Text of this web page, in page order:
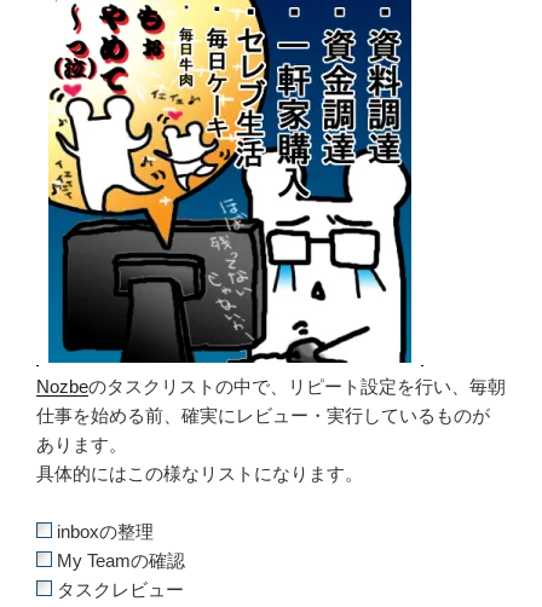
Nozbeのタスクリストの中で、リピート設定を行い、毎朝
仕事を始める前、確実にレビュー・実行しているものが
あります。
具体的にはこの様なリストになります。
inboxの整理
My Teamの確認
タスクレビュー